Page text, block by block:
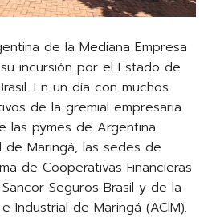
de la Mediana Empresa
incursión por el Estado de
En un día con muchos
de la gremial empresaria
las pymes de Argentina
Maringá, las sedes de
de Cooperativas Financieras
Seguros Brasil y de la
Industrial de Maringá (ACIM).